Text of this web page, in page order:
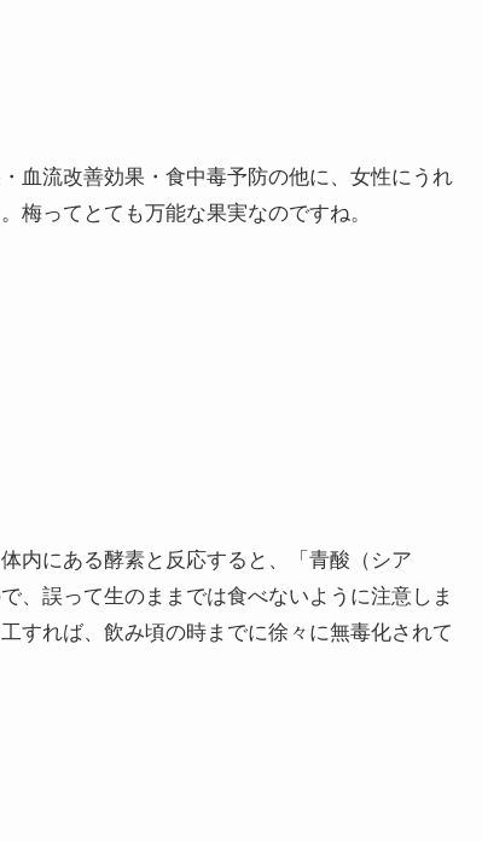
血流改善効果・食中毒予防の他に、女性にうれ
梅ってとても万能な果実なのですね。
内にある酵素と反応すると、「青酸（シア
、誤って生のままでは食べないように注意しま
すれば、飲み頃の時までに徐々に無毒化されて